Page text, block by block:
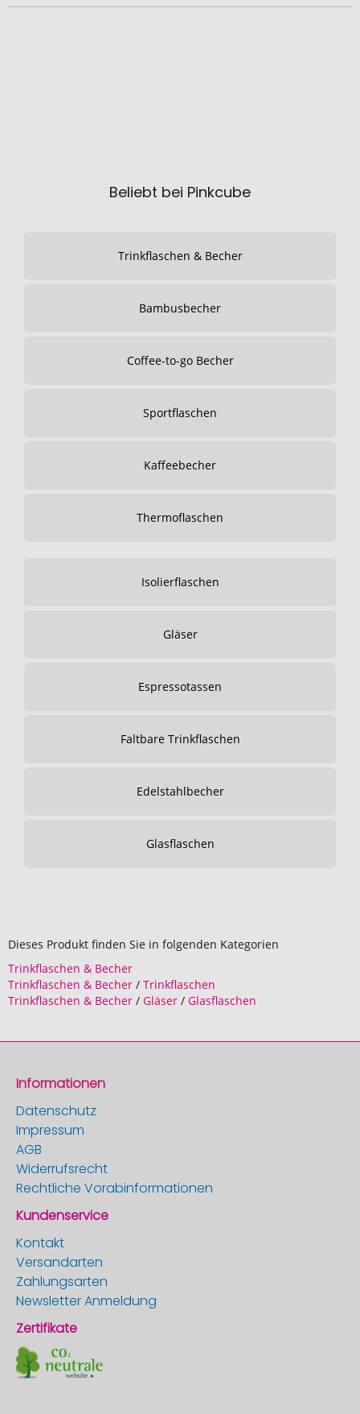
Beliebt bei Pinkcube
Trinkflaschen & Becher
Bambusbecher
Coffee-to-go Becher
Sportflaschen
Kaffeebecher
Thermoflaschen
Isolierflaschen
Gläser
Espressotassen
Faltbare Trinkflaschen
Edelstahlbecher
Glasflaschen
Dieses Produkt finden Sie in folgenden Kategorien
Trinkflaschen & Becher
Trinkflaschen & Becher / Trinkflaschen
Trinkflaschen & Becher / Gläser / Glasflaschen
Informationen
Datenschutz
Impressum
AGB
Widerrufsrecht
Rechtliche Vorabinformationen
Kundenservice
Kontakt
Versandarten
Zahlungsarten
Newsletter Anmeldung
Zertifikate